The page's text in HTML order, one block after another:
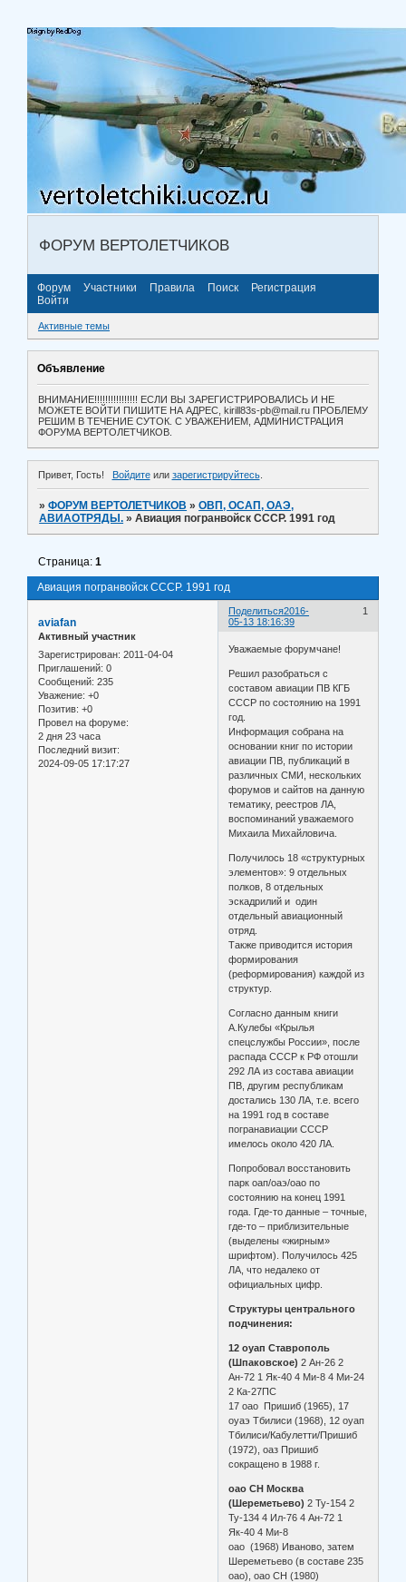
ФОРУМ ВЕРТОЛЕТЧИКОВ
Форум Участники Правила Поиск
Регистрация
Войти
Активные темы
Объявление
ВНИМАНИЕ!!!!!!!!!!!!!!!! ЕСЛИ ВЫ ЗАРЕГИСТРИРОВАЛИСЬ И НЕ
МОЖЕТЕ ВОЙТИ ПИШИТЕ НА АДРЕС, kirill83s-pb@mail.ru ПРОБЛЕМУ
РЕШИМ В ТЕЧЕНИЕ СУТОК. С УВАЖЕНИЕМ, АДМИНИСТРАЦИЯ
ФОРУМА ВЕРТОЛЕТЧИКОВ.
Привет, Гость! Войдитеили зарегистрируйтесь.
»ФОРУМ ВЕРТОЛЕТЧИКОВ »ОВП, ОСАП, ОАЭ,
АВИАОТРЯДЫ. »Авиация погранвойск СССР. 1991 год
Авиация погранвойск СССР. 1991 год
Страница:1
Поделиться 1
2016-
05-13 18:16:39
aviafan
Активный участник
Зарегистрирован: 2011-04-04
Приглашений: 0
Сообщений: 235
Уважение: +0
Позитив: +0
Провел на форуме:
2 дня 23 часа
Последний визит:
2024-09-05 17:17:27
Уважаемые форумчане!
Решил разобраться с
составом авиации ПВ КГБ
СССР по состоянию на 1991
год.
Информация собрана на
основании книг по истории
авиации ПВ, публикаций в
различных СМИ, нескольких
форумов и сайтов на данную
тематику, реестров ЛА,
воспоминаний уважаемого
Михаила Михайловича.
Получилось 18 «структурных
элементов»: 9 отдельных
полков, 8 отдельных
эскадрилий и один
отдельный авиационный
отряд.
Также приводится история
формирования
(реформирования) каждой из
структур.
Согласно данным книги
А.Кулебы «Крылья
спецслужбы России», после
распада СССР к РФ отошли
292 ЛА из состава авиации
ПВ, другим республикам
достались 130 ЛА, т.е. всего
на 1991 год в составе
погранавиации СССР
имелось около 420 ЛА.
Попробовал восстановить
парк оап/оаэ/оао по
состоянию на конец 1991
года. Где-то данные – точные,
где-то – приблизительные
(выделены «жирным»
шрифтом). Получилось 425
ЛА, что недалеко от
официальных цифр.
Структуры центрального
подчинения:
12 оуап Ставрополь
(Шпаковское) 2 Ан-26 2
Ан-72 1 Як-40 4 Ми-8 4 Ми-24
2 Ка-27ПС
17 оао Пришиб (1965), 17
оуаэ Тбилиси (1968), 12 оуап
Тбилиси/Кабулетти/Пришиб
(1972), оаз Пришиб
сокращено в 1988 г.
оао СН Москва
(Шереметьево) 2 Ту-154 2
Ту-134 4 Ил-76 4 Ан-72 1
Як-40 4 Ми-8
оао (1968) Иваново, затем
Шереметьево (в составе 235
оао), оао СН (1980)